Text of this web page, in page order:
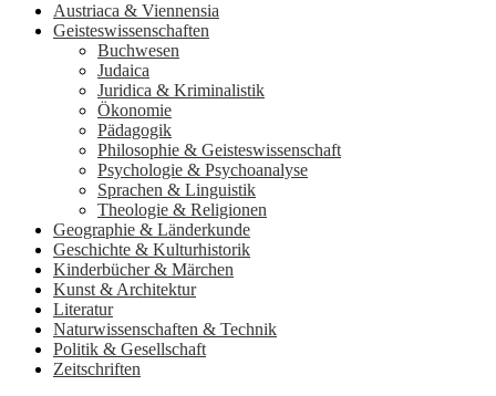
Austriaca & Viennensia
Geisteswissenschaften
Buchwesen
Judaica
Juridica & Kriminalistik
Ökonomie
Pädagogik
Philosophie & Geisteswissenschaft
Psychologie & Psychoanalyse
Sprachen & Linguistik
Theologie & Religionen
Geographie & Länderkunde
Geschichte & Kulturhistorik
Kinderbücher & Märchen
Kunst & Architektur
Literatur
Naturwissenschaften & Technik
Politik & Gesellschaft
Zeitschriften